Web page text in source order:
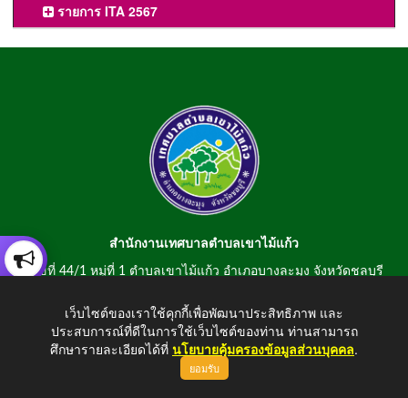
รายการ ITA 2567
สำนักงานเทศบาลตำบลเขาไม้แก้ว
เลขที่ 44/1 หมู่ที่ 1 ตำบลเขาไม้แก้ว อำเภอบางละมุง จังหวัดชลบุรี
สอบถามข้อมูลโทรศัพท์/โทรสาร 0-3807-2634-5
E-mail : saraban@khaomaikaew.go.th
เว็บไซต์ของเราใช้คุกกี้เพื่อพัฒนาประสิทธิภาพ และ
ประสบการณ์ที่ดีในการใช้เว็บไซต์ของท่าน ท่านสามารถ
ศึกษารายละเอียดได้ที่ นโยบายคุ้มครองข้อมูลส่วนบุคคล.
ยอมรับ